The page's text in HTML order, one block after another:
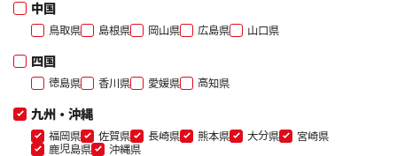
中国
鳥取県 島根県 岡山県 広島県 山口県
四国
徳島県 香川県 愛媛県 高知県
九州・沖縄
福岡県 佐賀県 長崎県 熊本県 大分県
宮崎県
鹿児島県
沖縄県